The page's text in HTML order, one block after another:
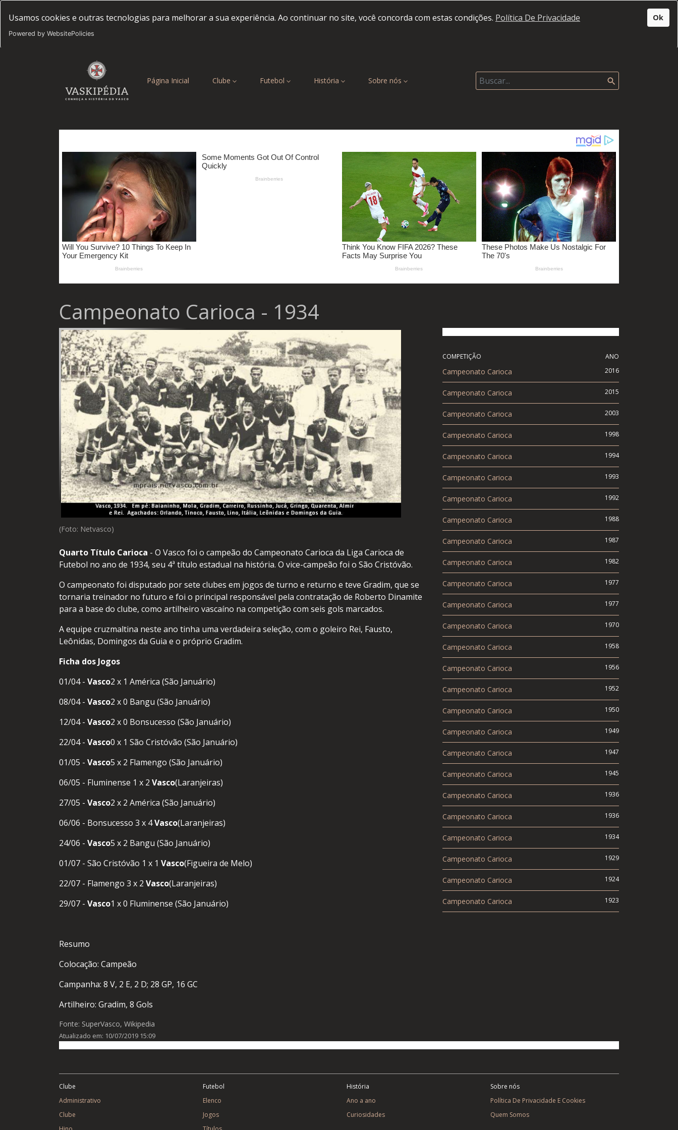
Usamos cookies e outras tecnologias para melhorar a sua experiência. Ao continuar no site, você concorda com estas condições. Política De Privacidade Ok
Powered by WebsitePolicies
Página Inicial (current)Clube Futebol História Sobre nós
Campeonato Carioca - 1934
(Foto: Netvasco)
Quarto Título Carioca - O Vasco foi o campeão do Campeonato Carioca da Liga Carioca de
Futebol no ano de 1934, seu 4ª título estadual na história. O vice-campeão foi o São Cristóvão.
O campeonato foi disputado por sete clubes em jogos de turno e returno e teve Gradim, que se
tornaria treinador no futuro e foi o principal responsável pela contratação de Roberto Dinamite
para a base do clube, como artilheiro vascaíno na competição com seis gols marcados.
A equipe cruzmaltina neste ano tinha uma verdadeira seleção, com o goleiro Rei, Fausto,
Leônidas, Domingos da Guia e o próprio Gradim.
Ficha dos Jogos
01/04 - Vasco2 x 1 América (São Januário)
08/04 - Vasco2 x 0 Bangu (São Januário)
12/04 - Vasco2 x 0 Bonsucesso (São Januário)
22/04 - Vasco0 x 1 São Cristóvão (São Januário)
01/05 - Vasco5 x 2 Flamengo (São Januário)
06/05 - Fluminense 1 x 2 Vasco(Laranjeiras)
27/05 - Vasco2 x 2 América (São Januário)
06/06 - Bonsucesso 3 x 4Vasco(Laranjeiras)
24/06 - Vasco5 x 2 Bangu (São Januário)
01/07 - São Cristóvão 1 x 1 Vasco(Figueira de Melo)
22/07 - Flamengo 3 x 2 Vasco(Laranjeiras)
29/07 - Vasco1 x 0 Fluminense (São Januário)
Resumo
Colocação: Campeão
Campanha: 8 V, 2 E, 2 D; 28 GP, 16 GC
Artilheiro: Gradim, 8 Gols
Fonte: SuperVasco, Wikipedia
Atualizado em: 10/07/2019 15:09
COMPETIÇÃO ANO
Campeonato Carioca 2016
Campeonato Carioca 2015
Campeonato Carioca 2003
Campeonato Carioca 1998
Campeonato Carioca 1994
Campeonato Carioca 1993
Campeonato Carioca 1992
Campeonato Carioca 1988
Campeonato Carioca 1987
Campeonato Carioca 1982
Campeonato Carioca 1977
Campeonato Carioca 1977
Campeonato Carioca 1970
Campeonato Carioca 1958
Campeonato Carioca 1956
Campeonato Carioca 1952
Campeonato Carioca 1950
Campeonato Carioca 1949
Campeonato Carioca 1947
Campeonato Carioca 1945
Campeonato Carioca 1936
Campeonato Carioca 1936
Campeonato Carioca 1934
Campeonato Carioca 1929
Campeonato Carioca 1924
Campeonato Carioca 1923
Clube
Administrativo
Clube
Futebol
Elenco
Jogos
História
Ano a ano
Curiosidades
Sobre nós
Política De Privacidade E Cookies
Quem Somos